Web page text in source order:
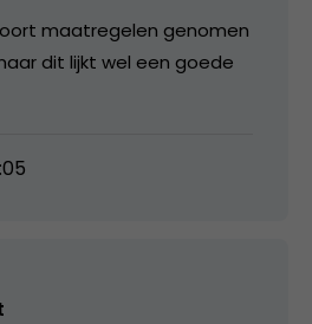
maatregelen genomen
dit lijkt wel een goede